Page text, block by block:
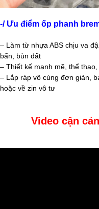
-/ Ưu điểm ốp phanh
– Làm từ nhựa ABS chịu va
bẩn, bùn đất
– Thiết kế mạnh mẽ, thể
– Lắp ráp vô cùng đơn giản,
hoặc về zin vô tư
Video cận